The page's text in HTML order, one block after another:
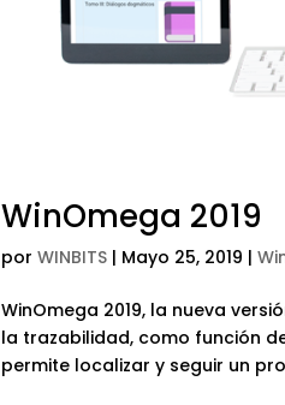
WinOmega 2019
porWINBITS | Mayo 25, 2019 |
WinOmega 2019, la nueva
la trazabilidad, como función
permite localizar y seguir un